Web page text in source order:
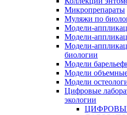
Микропрепараты
Муляжи по
Модели-
Модели-
Модели-
биологии
Модели
Модели
Модели
Цифровые
экологии